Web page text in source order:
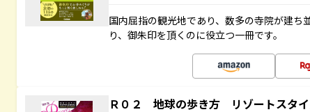
国内屈指の観光地であり、数多の寺院が建
り、御朱印を頂くのに役立つ一冊です。
Ｒ０２ 地球の歩き方 リゾートスタ